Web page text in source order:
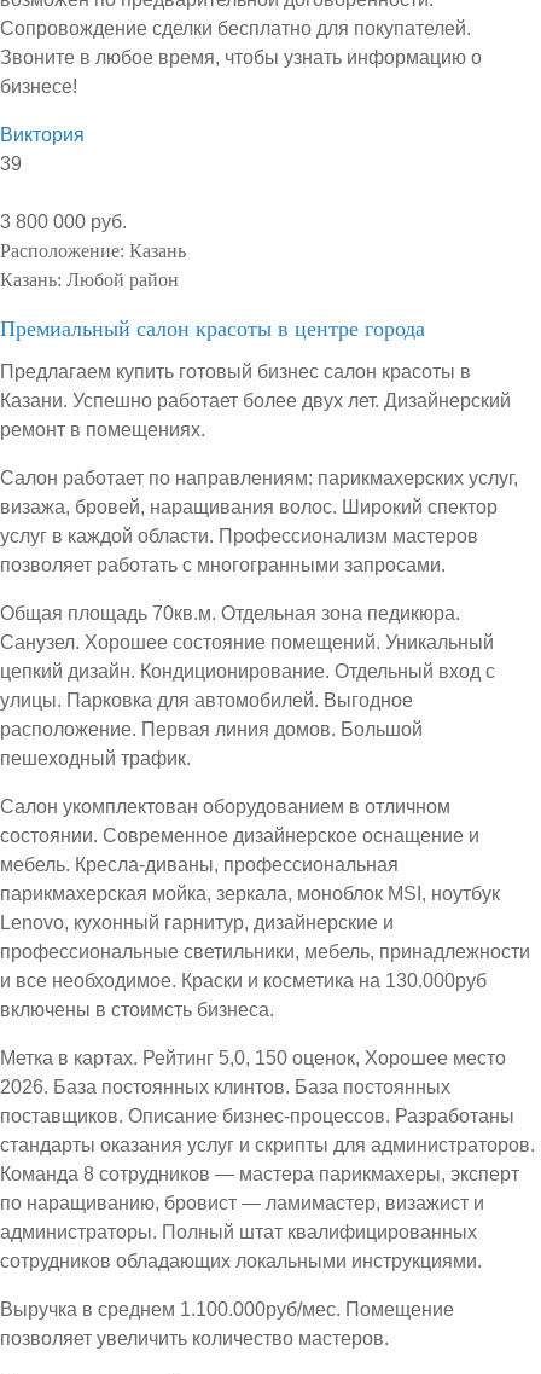
Сопровождение сделки бесплатно для покупателей.
Звоните в любое время, чтобы узнать информацию о
бизнесе!
Виктория
39
3 800 000 руб.
Расположение: Казань
Казань: Любой район
Премиальный салон красоты в центре города
Предлагаем купить готовый бизнес салон красоты в
Казани. Успешно работает более двух лет. Дизайнерский
ремонт в помещениях.
Салон работает по направлениям: парикмахерских услуг,
визажа, бровей, наращивания волос. Широкий спектор
услуг в каждой области. Профессионализм мастеров
позволяет работать с многогранными запросами.
Общая площадь 70кв.м. Отдельная зона педикюра.
Санузел. Хорошее состояние помещений. Уникальный
цепкий дизайн. Кондиционирование. Отдельный вход с
улицы. Парковка для автомобилей. Выгодное
расположение. Первая линия домов. Большой
пешеходный трафик.
Салон укомплектован оборудованием в отличном
состоянии. Современное дизайнерское оснащение и
мебель. Кресла-диваны, профессиональная
парикмахерская мойка, зеркала, моноблок MSI, ноутбук
Lenovo, кухонный гарнитур, дизайнерские и
профессиональные светильники, мебель, принадлежности
и все необходимое. Краски и косметика на 130.000руб
включены в стоимсть бизнеса.
Метка в картах. Рейтинг 5,0, 150 оценок, Хорошее место
2026. База постоянных клинтов. База постоянных
поставщиков. Описание бизнес-процессов. Разработаны
стандарты оказания услуг и скрипты для администраторов.
Команда 8 сотрудников — мастера парикмахеры, эксперт
по наращиванию, бровист — ламимастер, визажист и
администраторы. Полный штат квалифицированных
сотрудников обладающих локальными инструкциями.
Выручка в среднем 1.100.000руб/мес. Помещение
позволяет увеличить количество мастеров.